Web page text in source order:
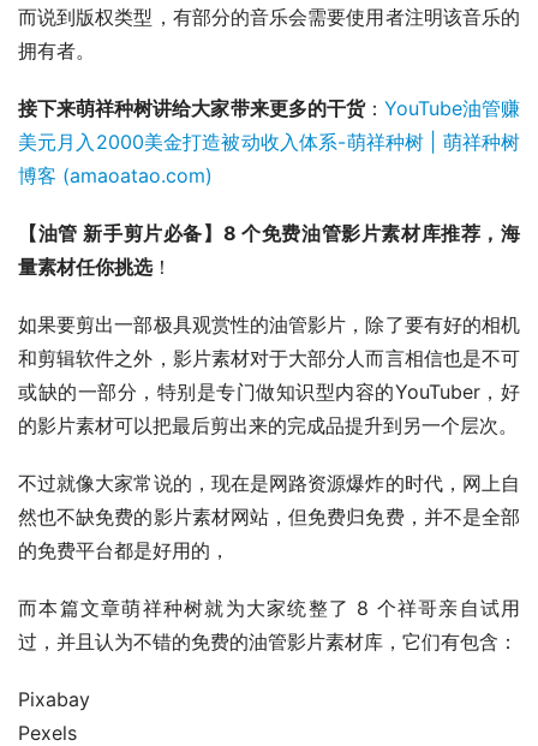
而说到版权类型，有部分的音乐会需要使用者注明该音乐的
拥有者。
接下来萌祥种树讲给大家带来更多的干货： YouTube油管赚
美元月入2000美金打造被动收入体系-萌祥种树 | 萌祥种树
博客 (amaoatao.com)
【油管 新手剪片必备】8 个免费油管影片素材库推荐，海
量素材任你挑选！
如果要剪出一部极具观赏性的油管影片，除了要有好的相机
和剪辑软件之外，影片素材对于大部分人而言相信也是不可
或缺的一部分，特别是专门做知识型内容的YouTuber，好
的影片素材可以把最后剪出来的完成品提升到另一个层次。
不过就像大家常说的，现在是网路资源爆炸的时代，网上自
然也不缺免费的影片素材网站，但免费归免费，并不是全部
的免费平台都是好用的，
而本篇文章萌祥种树就为大家统整了 8 个祥哥亲自试用
过，并且认为不错的免费的油管影片素材库，它们有包含：
Pixabay
Pexels